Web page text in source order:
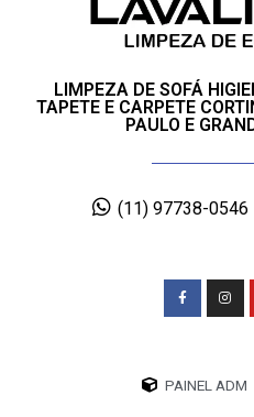
LIMPEZA DE SOFÁ
TAPETE E CARPETE
PAULO E
(11) 97738-0546
PAINEL ADM